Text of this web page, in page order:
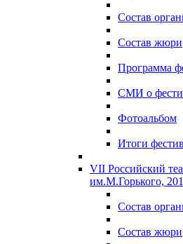
Состав
Состав жюри
Программа
СМИ о
Фотоальбом
Итоги
VII Российский
им.М.Горького,
Состав
Состав жюри